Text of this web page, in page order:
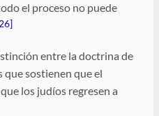
el proceso no puede
entre la doctrina de
que sostienen que el
los judíos regresen a